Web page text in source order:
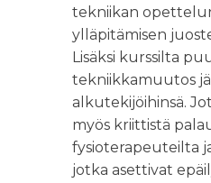
tekniikan
ylläpitämisen
Lisäksi kurssilta
tekniikkamuutos
alkutekijöihinsä.
myös kriittistä
fysioterapeuteilta
jotka asettivat